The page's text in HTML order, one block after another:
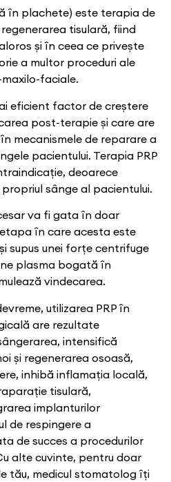
în plachete) este terapia de
tisulară, fiind
și în ceea ce privește
a multor proceduri ale
faciale.
eficient factor de creștere
post-terapie și care are
mecanismele de reparare a
pacientului. Terapia PRP
deoarece
sânge al pacientului.
va fi gata în doar
în care acesta este
supus unei forțe centrifuge
plasma bogată în
vindecarea.
utilizarea PRP în
are rezultate
intensifică
și regenerarea osoasă,
inhibă inflamația locală,
tisulară,
implanturilor
de respingere a
de succes a procedurilor
alte cuvinte, pentru doar
tău, medicul stomatolog îți